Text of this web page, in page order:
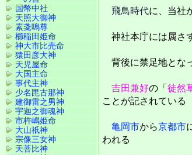
飛鳥時代に、当社
神社本庁には属さ
背後に禁足地とな
吉田兼好の「 徒然
ことが記されている
亀岡市から京都市
われる
国幣中社
天照大御神
素戔嗚尊
櫛稲田姫命
神大市比売命
猿田彦大神
天児屋命
大国主命
事代主神
少名毘古那神
建御雷之男神
宇迦之御魂神
市杵嶋姫命
大山祇神
宗像三女神
天菩比神